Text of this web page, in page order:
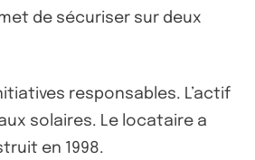
de sécuriser sur deux
responsables. L’actif
solaires. Le locataire a
en 1998.